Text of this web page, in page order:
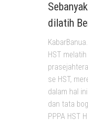
dilatih
HST
se HST,
dalam hal
dan tata
PPPA HST